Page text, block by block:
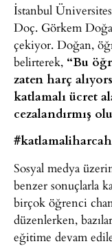
İstanbul
Doç. Görkem
çekiyor. Doğan,
belirterek, “Bu
zaten harç
katlamalı ücret
cezalandırmış
Sosyal medya
benzer sonuçlarla
birçok öğrenci
düzenlerken,
eğitime devam